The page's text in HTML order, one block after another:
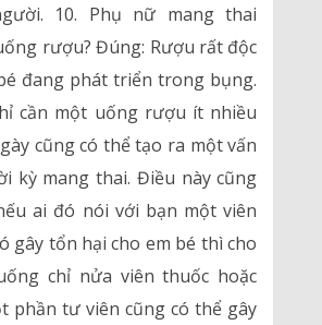
10. Phụ nữ mang thai
rượu? Đúng: Rượu rất độc
đang phát triển trong bụng.
cần một uống rượu ít nhiều
cũng có thể tạo ra một vấn
kỳ mang thai. Điều này cũng
ai đó nói với bạn một viên
gây tổn hại cho em bé thì cho
chỉ nửa viên thuốc hoặc
phần tư viên cũng có thể gây